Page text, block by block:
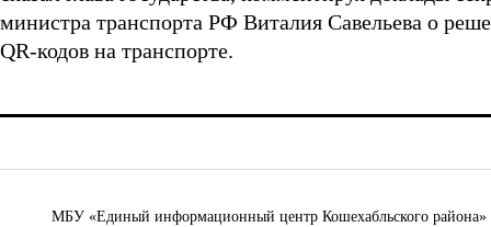
министра транспорта РФ Виталия Савельева о
QR-кодов на транспорте.
МБУ «Единый информационный центр Кошехабльского района»